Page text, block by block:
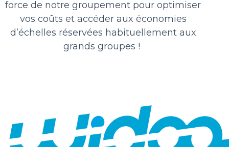
Vous recevez chaque mois le planning des
activités et des négociations d’achats en cours ou
à venir.
3. Participation aux négociations
force de notre groupement pour optimiser
vos coûts et accéder aux économies
d’échelles réservées habituellement aux
grands groupes !